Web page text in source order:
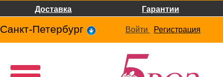
Доставка Гарантии
Санкт-Петербург Войти Регистрация